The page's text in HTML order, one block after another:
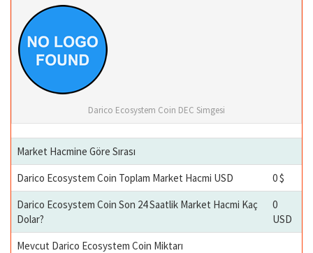
Darico Ecosystem Coin DEC Simgesi
Market Hacmine Göre Sırası
Darico Ecosystem Coin Toplam Market Hacmi USD
0 $
Darico Ecosystem Coin Son 24 Saatlik Market Hacmi Kaç
Dolar?
0
USD
Mevcut Darico Ecosystem Coin Miktarı